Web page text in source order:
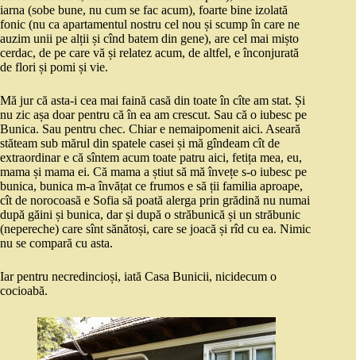
iarna (sobe bune, nu cum se fac acum), foarte bine izolată
fonic (nu ca apartamentul nostru cel nou și scump în care ne
auzim unii pe alții și cînd batem din gene), are cel mai mișto
cerdac, de pe care vă și relatez acum, de altfel, e înconjurată
de flori și pomi și vie.
Mă jur că asta-i cea mai faină casă din toate în cîte am stat. Și
nu zic așa doar pentru că în ea am crescut. Sau că o iubesc pe
Bunica. Sau pentru chec. Chiar e nemaipomenit aici. Aseară
stăteam sub mărul din spatele casei și mă gîndeam cît de
extraordinar e că sîntem acum toate patru aici, fetița mea, eu,
mama și mama ei. Că mama a știut să mă învețe s-o iubesc pe
bunica, bunica m-a învățat ce frumos e să ții familia aproape,
cît de norocoasă e Sofia să poată alerga prin grădină nu numai
după găini și bunica, dar și după o străbunică și un străbunic
(nepereche) care sînt sănătoși, care se joacă și rîd cu ea. Nimic
nu se compară cu asta.
Iar pentru necredincioși, iată Casa Bunicii, nicidecum o
cocioabă.